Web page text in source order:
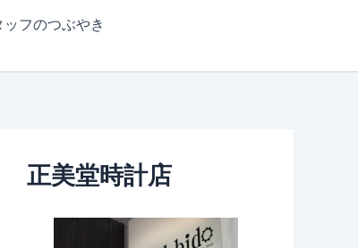
ッフのつぶやき
正美堂時計店